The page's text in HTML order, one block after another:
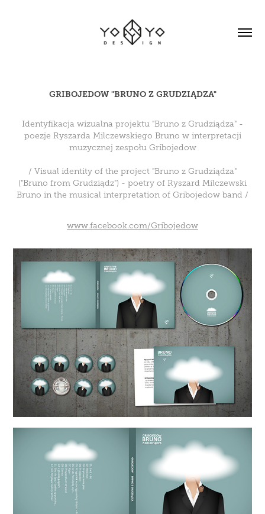
GRIBOJEDOW "BRUNO Z GRUDZIĄDZA"
Identyfikacja wizualna projektu "Bruno z Grudziądza" -
poezje Ryszarda Milczewskiego Bruno w interpretacji
muzycznej zespołu Gribojedow
/ Visual identity of the project "Bruno z Grudziądza"
("Bruno from Grudziądz") - poetry of Ryszard Milczewski
Bruno in the musical interpretation of Gribojedow band /
www.facebook.com/Gribojedow